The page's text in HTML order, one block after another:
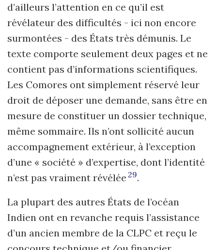
d’ailleurs l’attention en ce qu’il est
révélateur des difficultés - ici non encore
surmontées - des États très démunis. Le
texte comporte seulement deux pages et ne
contient pas d’informations scientifiques.
Les Comores ont simplement réservé leur
droit de déposer une demande, sans être en
mesure de constituer un dossier technique,
même sommaire. Ils n’ont sollicité aucun
accompagnement extérieur, à l’exception
d’une « société » d’expertise, dont l’identité
n’est pas vraiment révélée 29.
La plupart des autres États de l’océan
Indien ont en revanche requis l’assistance
d’un ancien membre de la CLPC et reçu le